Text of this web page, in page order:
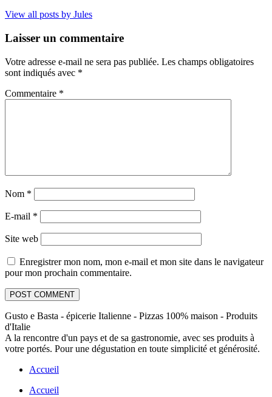
View all posts by Jules
Laisser un commentaire
Votre adresse e-mail ne sera pas publiée. Les champs obligatoires
sont indiqués avec *
Commentaire *
Nom *
E-mail *
Site web
Enregistrer mon nom, mon e-mail et mon site dans le navigateur
pour mon prochain commentaire.
Gusto e Basta - épicerie Italienne - Pizzas 100% maison - Produits
d'Italie
A la rencontre d'un pays et de sa gastronomie, avec ses produits à
votre portés. Pour une dégustation en toute simplicité et générosité.
Accueil
Accueil